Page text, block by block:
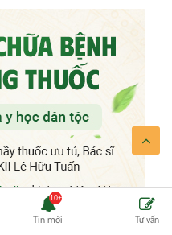
Tin mới Tư vấn